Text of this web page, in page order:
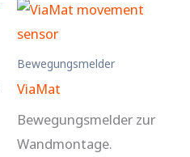
Bewegungsmelder
ViaMat
Bewegungsmelder zur
Wandmontage.